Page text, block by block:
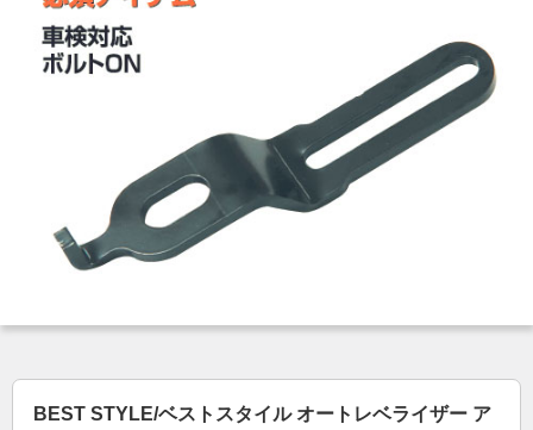
BEST STYLE/ベストスタイル オートレベライザー ア